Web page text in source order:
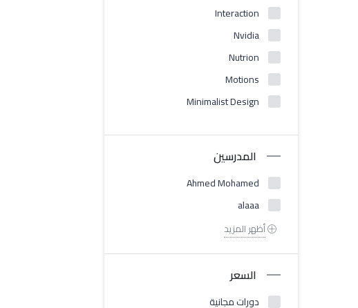
Interaction
Nvidia
Nutrion
Motions
Minimalist Design
المدرسين
Ahmed Mohamed
alaaa
أظهر المزيد
السعر
دورات مجانية